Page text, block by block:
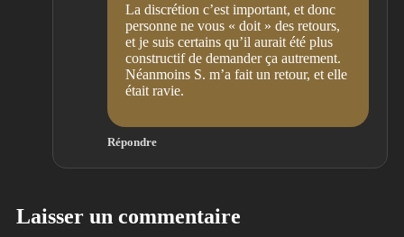
La discrétion c’est important, et donc
personne ne vous « doit » des retours,
et je suis certains qu’il aurait été plus
constructif de demander ça autrement.
Néanmoins S. m’a fait un retour, et elle
était ravie.
Répondre
Laisser un commentaire